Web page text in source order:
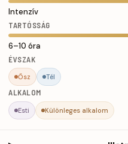
Intenzív
TARTÓSSÁG
6–10 óra
ÉVSZAK
Ősz Tél
ALKALOM
Esti Különleges alkalom